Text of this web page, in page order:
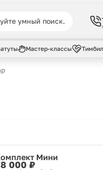
Мастер-классы
Мини
000 ₽